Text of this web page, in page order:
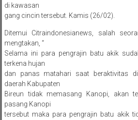
di kawasan
gang cincin tersebut. Kamis (26/02).
Ditemui Citraindonesianews, salah
mengtakan, “
Selama ini para pengrajin batu akik
terkena hujan
dan panas matahari saat beraktivitas
daerah Kabupaten
Bireun tidak memasang Kanopi, akan
pasang Kanopi
tersebut maka para pengrajin batu akik